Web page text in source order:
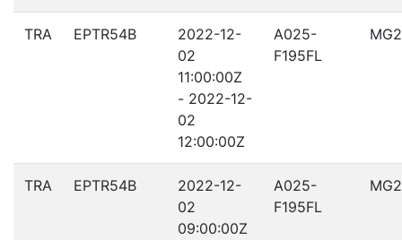
TRA EPTR54B
2022-12-
02
11:00:00Z
- 2022-12-
02
12:00:00Z
A025-
F195FL
TRA EPTR54B
2022-12-
02
09:00:00Z
A025-
F195FL